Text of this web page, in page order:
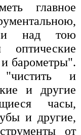
главное
и над тою
барометры".
и
и другие
часы,
и другие,
от